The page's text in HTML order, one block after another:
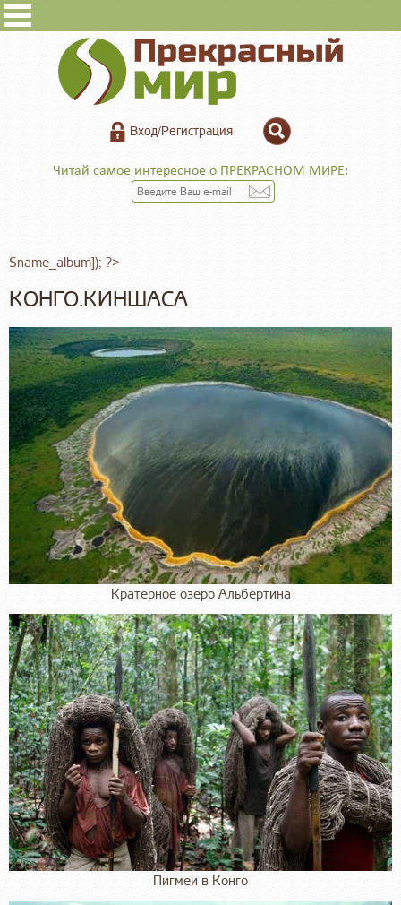
Вход/Регистрация
Читай самое интересное о ПРЕКРАСНОМ МИРЕ:
$name_album]); ?>
КОНГО.КИНШАСА
Кратерное озеро Альбертина
Пигмеи в Конго